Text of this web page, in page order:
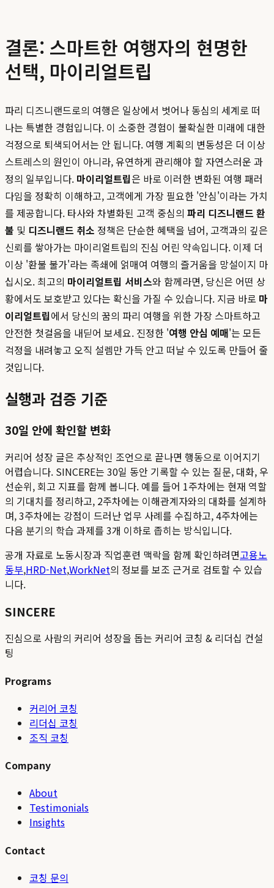
결론: 스마트한 여행자의 현명한
선택, 마이리얼트립
파리 디즈니랜드로의 여행은 일상에서 벗어나 동심의 세계로 떠
나는 특별한 경험입니다. 이 소중한 경험이 불확실한 미래에 대한
걱정으로 퇴색되어서는 안 됩니다. 여행 계획의 변동성은 더 이상
스트레스의 원인이 아니라, 유연하게 관리해야 할 자연스러운 과
정의 일부입니다. 마이리얼트립은 바로 이러한 변화된 여행 패러
다임을 정확히 이해하고, 고객에게 가장 필요한 '안심'이라는 가치
를 제공합니다. 타사와 차별화된 고객 중심의 파리 디즈니랜드 환
불 및 디즈니랜드 취소 정책은 단순한 혜택을 넘어, 고객과의 깊은
신뢰를 쌓아가는 마이리얼트립의 진심 어린 약속입니다. 이제 더
이상 '환불 불가'라는 족쇄에 얽매여 여행의 즐거움을 망설이지 마
십시오. 최고의 마이리얼트립 서비스와 함께라면, 당신은 어떤 상
황에서도 보호받고 있다는 확신을 가질 수 있습니다. 지금 바로 마
이리얼트립에서 당신의 꿈의 파리 여행을 위한 가장 스마트하고
안전한 첫걸음을 내딛어 보세요. 진정한 '여행 안심 예매'는 모든
걱정을 내려놓고 오직 설렘만 가득 안고 떠날 수 있도록 만들어 줄
것입니다.
실행과 검증 기준
30일 안에 확인할 변화
커리어 성장 글은 추상적인 조언으로 끝나면 행동으로 이어지기
어렵습니다. SINCERE는 30일 동안 기록할 수 있는 질문, 대화, 우
선순위, 회고 지표를 함께 봅니다. 예를 들어 1주차에는 현재 역할
의 기대치를 정리하고, 2주차에는 이해관계자와의 대화를 설계하
며, 3주차에는 강점이 드러난 업무 사례를 수집하고, 4주차에는
다음 분기의 학습 과제를 3개 이하로 좁히는 방식입니다.
공개 자료로 노동시장과 직업훈련 맥락을 함께 확인하려면고용노
동부,HRD-Net,WorkNet의 정보를 보조 근거로 검토할 수 있습
니다.
SINCERE
진심으로 사람의 커리어 성장을 돕는 커리어 코칭 & 리더십 컨설
팅
Programs
커리어 코칭
리더십 코칭
조직 코칭
Company
About
Testimonials
Insights
Contact
코칭 문의